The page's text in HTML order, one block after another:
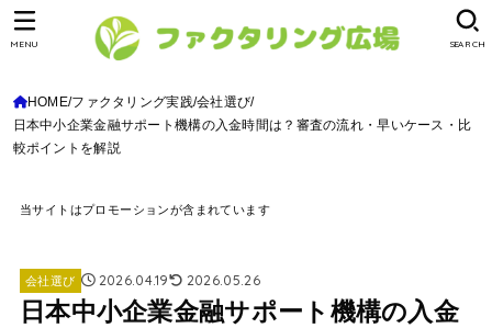
SEARCH
MENU
HOME ファクタリング実践 会社選び
日本中小企業金融サポート機構の入金時間は？審査の流れ・早いケース・比
較ポイントを解説
当サイトはプロモーションが含まれています
会社選び 2026.04.19 2026.05.26
日本中小企業金融サポート機構の入金